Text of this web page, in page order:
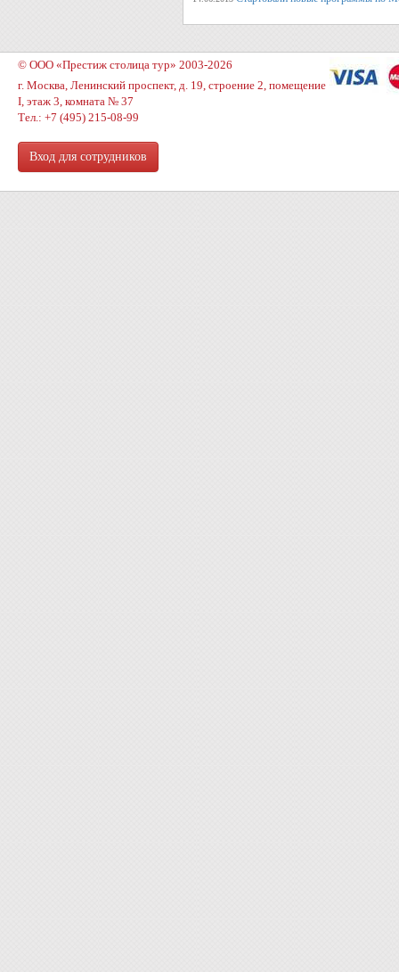
© ООО «Престиж столица тур» 2003-2026
г. Москва, Ленинский проспект, д. 19, строение 2, помещение
I, этаж 3, комната № 37
Тел.: +7 (495) 215-08-99
Вход для сотрудников